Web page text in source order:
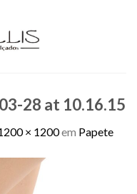
28 at 10.16.15
× 1200em Papete